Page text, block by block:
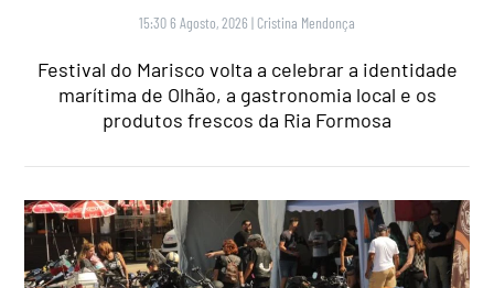
15:30 6 Agosto, 2026 | Cristina Mendonça
Festival do Marisco volta a celebrar a identidade
marítima de Olhão, a gastronomia local e os
produtos frescos da Ria Formosa